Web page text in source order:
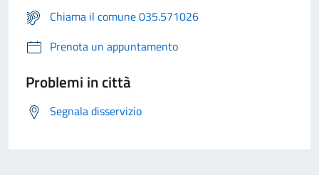
Chiama il comune 035.571026
Prenota un appuntamento
Problemi in città
Segnala disservizio